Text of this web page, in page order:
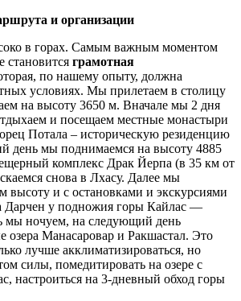
и организации
в горах. Самым важным моментом
становится грамотная
по нашему опыту, должна
условиях. Мы прилетаем в столицу
на высоту 3650 м. Вначале мы 2 дня
и посещаем местные монастыри
Потала – историческую резиденцию
день мы поднимаемся на высоту 4885
комплекс Драк Йерпа (в 35 км от
снова в Лхасу. Далее мы
высоту и с остановками и экскурсиями
Дарчен у подножия горы Кайлас —
мы ночуем, на следующий день
озера Манасаровар и Ракшастал. Это
лучше акклиматизироваться, но
силы, помедитировать на озере с
настроиться на 3-дневный обход горы